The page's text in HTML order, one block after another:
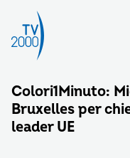
Colori1Minuto:
Bruxelles per
leader UE